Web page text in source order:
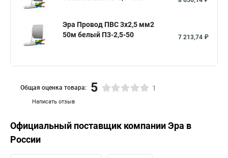
Эра Провод ПВС 3х2,5 мм2
50м белый П3-2,5-50
7 213,74 ₽
Написать отзыв
Общая оценка товара: 5 1
Официальный поставщик компанииЭра в
России